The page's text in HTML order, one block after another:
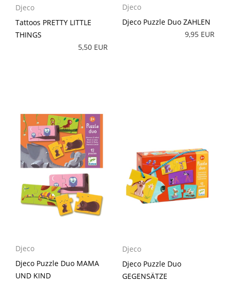
Djeco
Tattoos PRETTY LITTLE
THINGS
5,50 EUR
Djeco
Djeco Puzzle Duo ZAHLEN
9,95 EUR
Djeco
Djeco Puzzle Duo MAMA
UND KIND
Djeco
Djeco Puzzle Duo
GEGENSÄTZE